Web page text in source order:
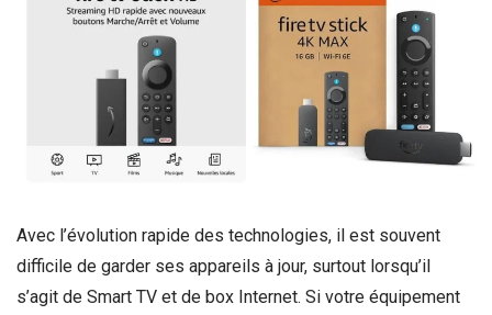
Avec l’évolution rapide des technologies, il est souvent
difficile de garder ses appareils à jour, surtout lorsqu’il
s’agit de Smart TV et de box Internet. Si votre équipement